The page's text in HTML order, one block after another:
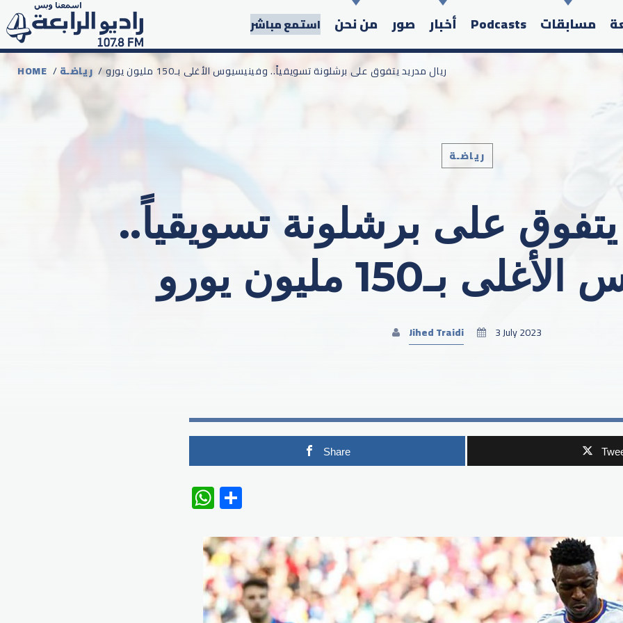
مسابقات Podcasts أخبار صور من نحن استمع مباشر
Search in the website:
HOME /رياضـة / ريال مدريد يتفوق على برشلونة تسويقياً.. وفينيسيوس الأغلى بـ150 مليون يورو
رياضـة
على برشلونة تسويقياً..
بـ150 مليون يورو
Jihed Traidi 3 July 2023
Share
WhatsApp